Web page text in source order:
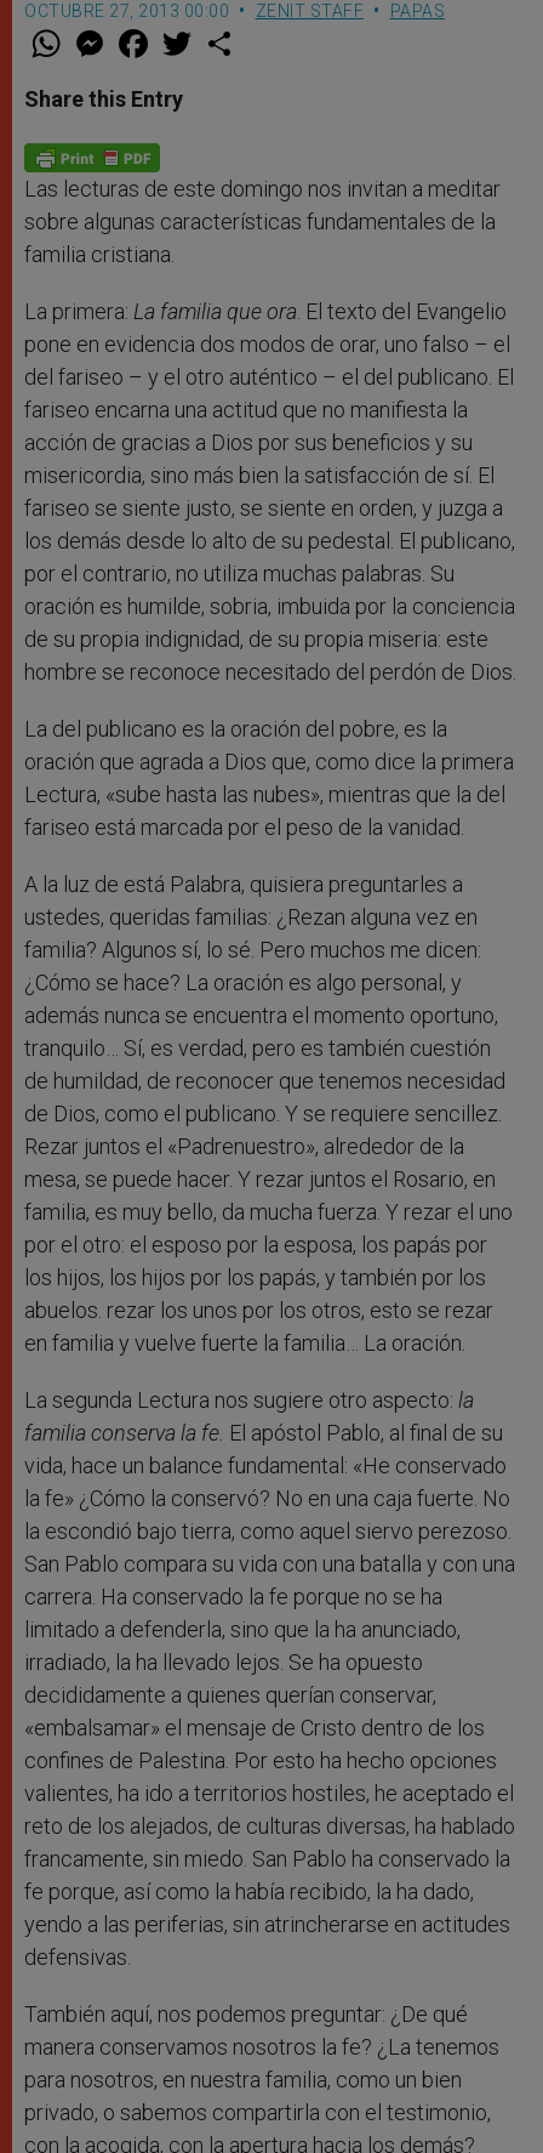
OCTUBRE 27, 2013 00:00 ZENIT STAFF PAPAS
W
t
s
p
p
M
e
s
e
g
e
r
F
a
e
b
o
k
w
Share this Entry
Las lecturas de este domingo nos invitan a meditar
sobre algunas características fundamentales de la
familia cristiana.
La primera: La familia que ora. El texto del Evangelio
pone en evidencia dos modos de orar, uno falso – el
del fariseo – y el otro auténtico – el del publicano. El
fariseo encarna una actitud que no manifiesta la
acción de gracias a Dios por sus beneficios y su
misericordia, sino más bien la satisfacción de sí. El
fariseo se siente justo, se siente en orden, y juzga a
los demás desde lo alto de su pedestal. El publicano,
por el contrario, no utiliza muchas palabras. Su
oración es humilde, sobria, imbuida por la conciencia
de su propia indignidad, de su propia miseria: este
hombre se reconoce necesitado del perdón de Dios.
La del publicano es la oración del pobre, es la
oración que agrada a Dios que, como dice la primera
Lectura, «sube hasta las nubes», mientras que la del
fariseo está marcada por el peso de la vanidad.
A la luz de está Palabra, quisiera preguntarles a
ustedes, queridas familias: ¿Rezan alguna vez en
familia? Algunos sí, lo sé. Pero muchos me dicen:
¿Cómo se hace? La oración es algo personal, y
además nunca se encuentra el momento oportuno,
tranquilo… Sí, es verdad, pero es también cuestión
de humildad, de reconocer que tenemos necesidad
de Dios, como el publicano. Y se requiere sencillez.
Rezar juntos el «Padrenuestro», alrededor de la
mesa, se puede hacer. Y rezar juntos el Rosario, en
familia, es muy bello, da mucha fuerza. Y rezar el uno
por el otro: el esposo por la esposa, los papás por
los hijos, los hijos por los papás, y también por los
abuelos. rezar los unos por los otros, esto se rezar
en familia y vuelve fuerte la familia… La oración.
La segunda Lectura nos sugiere otro aspecto: la
familia conserva la fe. El apóstol Pablo, al final de su
vida, hace un balance fundamental: «He conservado
la fe» ¿Cómo la conservó? No en una caja fuerte. No
la escondió bajo tierra, como aquel siervo perezoso.
San Pablo compara su vida con una batalla y con una
carrera. Ha conservado la fe porque no se ha
limitado a defenderla, sino que la ha anunciado,
irradiado, la ha llevado lejos. Se ha opuesto
decididamente a quienes querían conservar,
«embalsamar» el mensaje de Cristo dentro de los
confines de Palestina. Por esto ha hecho opciones
valientes, ha ido a territorios hostiles, he aceptado el
reto de los alejados, de culturas diversas, ha hablado
francamente, sin miedo. San Pablo ha conservado la
fe porque, así como la había recibido, la ha dado,
yendo a las periferias, sin atrincherarse en actitudes
defensivas.
También aquí, nos podemos preguntar: ¿De qué
manera conservamos nosotros la fe? ¿La tenemos
para nosotros, en nuestra familia, como un bien
privado, o sabemos compartirla con el testimonio,
con la acogida, con la apertura hacia los demás?